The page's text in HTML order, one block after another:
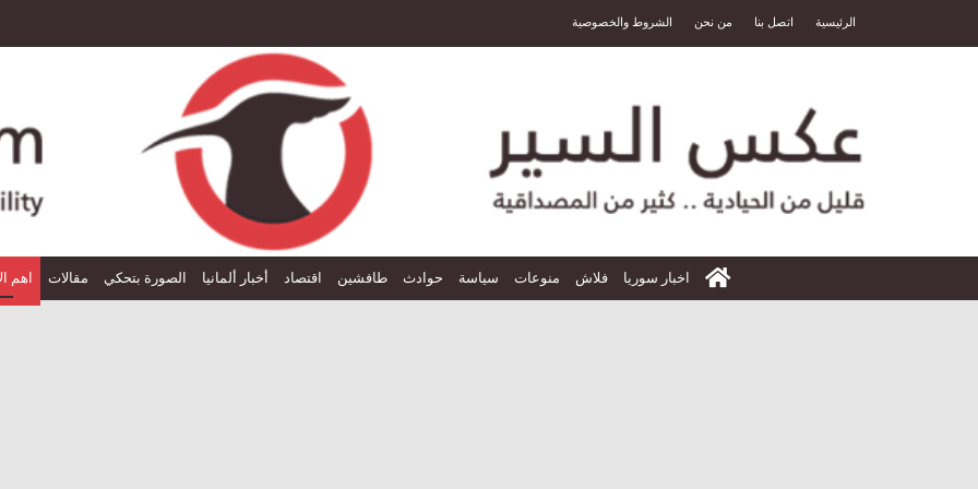
الرئيسية اتصل بنا من نحن الشروط والخصوصية
الرئيسية
اخبار سوريا فلاش منوعات سياسة حوادث طافشين اقتصاد أخبار ألمانيا الصورة بتحكي مقالات اهم